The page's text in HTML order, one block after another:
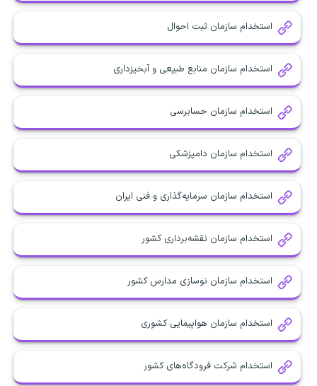
استخدام سازمان ثبت احوال
استخدام سازمان منابع طبیعی و آبخیزداری
استخدام سازمان حسابرسی
استخدام سازمان دامپزشکی
استخدام سازمان سرمایه‌گذاری و فنی ایران
استخدام سازمان نقشه‌برداری کشور
استخدام سازمان نوسازی مدارس کشور
استخدام سازمان هواپیمایی کشوری
استخدام شرکت فرودگاه‌های کشور